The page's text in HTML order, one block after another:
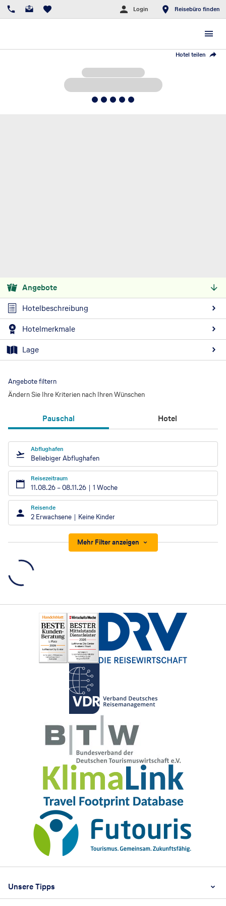
Login Reisebüro finden
Hotel teilen
5
Angebote
Hotelbeschreibung
Hotelmerkmale
Lage
Angebote filtern
Ändern Sie Ihre Kriterien nach Ihren Wünschen
Pauschal Hotel
Abflughafen
Beliebiger Abflughafen
Reisezeitraum
11.08.26 –08.11.26 1 Woche
Reisende
2 Erwachsene Keine Kinder
Mehr Filter anzeigen
Unsere Tipps